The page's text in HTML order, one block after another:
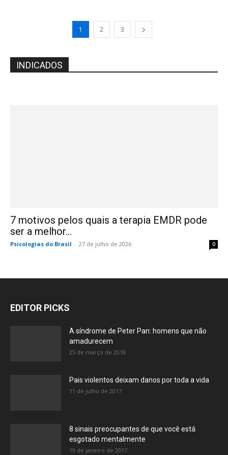
1 2 3
INDICADOS
7 motivos pelos quais a terapia EMDR pode
ser a melhor...
Psicologias do Brasil - 27 de julho de 2026 0
EDITOR PICKS
A síndrome de Peter Pan: homens que não
amadurecem
25 de março de 2018
Pais violentos deixam danos por toda a vida
11 de julho de 2017
8 sinais preocupantes de que você está
esgotado mentalmente
19 de janeiro de 2017